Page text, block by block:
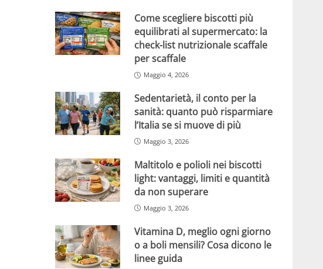
Come scegliere biscotti più
equilibrati al supermercato: la
check-list nutrizionale scaffale
per scaffale
Maggio 4, 2026
Sedentarietà, il conto per la
sanità: quanto può risparmiare
l’Italia se si muove di più
Maggio 3, 2026
Maltitolo e polioli nei biscotti
light: vantaggi, limiti e quantità
da non superare
Maggio 3, 2026
Vitamina D, meglio ogni giorno
o a boli mensili? Cosa dicono le
linee guida